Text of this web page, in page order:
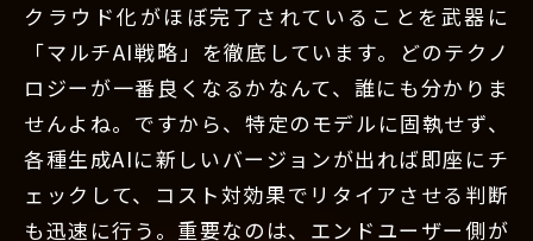
クラウド化がほぼ完了されていることを武器に
「マルチAI戦略」を徹底しています。どのテクノ
ロジーが一番良くなるかなんて、誰にも分かりま
せんよね。ですから、特定のモデルに固執せず、
各種生成AIに新しいバージョンが出れば即座にチ
ェックして、コスト対効果でリタイアさせる判断
も迅速に行う。重要なのは、エンドユーザー側が